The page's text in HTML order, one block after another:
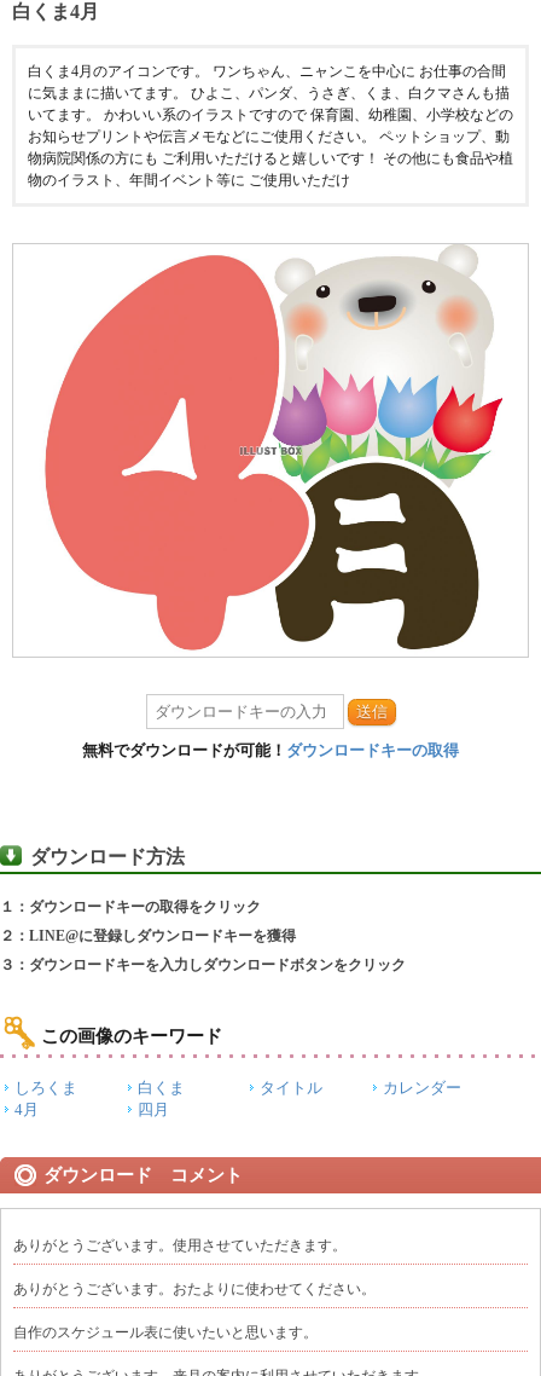
白くま4月
白くま4月のアイコンです。 ワンちゃん、ニャンこを中心に お仕事の合間
に気ままに描いてます。 ひよこ、パンダ、うさぎ、くま、白クマさんも描
いてます。 かわいい系のイラストですので 保育園、幼稚園、小学校などの
お知らせプリントや伝言メモなどにご使用ください。 ペットショップ、動
物病院関係の方にも ご利用いただけると嬉しいです！ その他にも食品や植
物のイラスト、年間イベント等に ご使用いただけ
送信
無料でダウンロードが可能！ ダウンロードキーの取得
ダウンロード方法
１：ダウンロードキーの取得をクリック
２：LINE@に登録しダウンロードキーを獲得
３：ダウンロードキーを入力しダウンロードボタンをクリック
この画像のキーワード
しろくま 白くま タイトル
カレンダー
4月
四月
ダウンロード コメント
ありがとうございます。使用させていただきます。
ありがとうございます。おたよりに使わせてください。
自作のスケジュール表に使いたいと思います。